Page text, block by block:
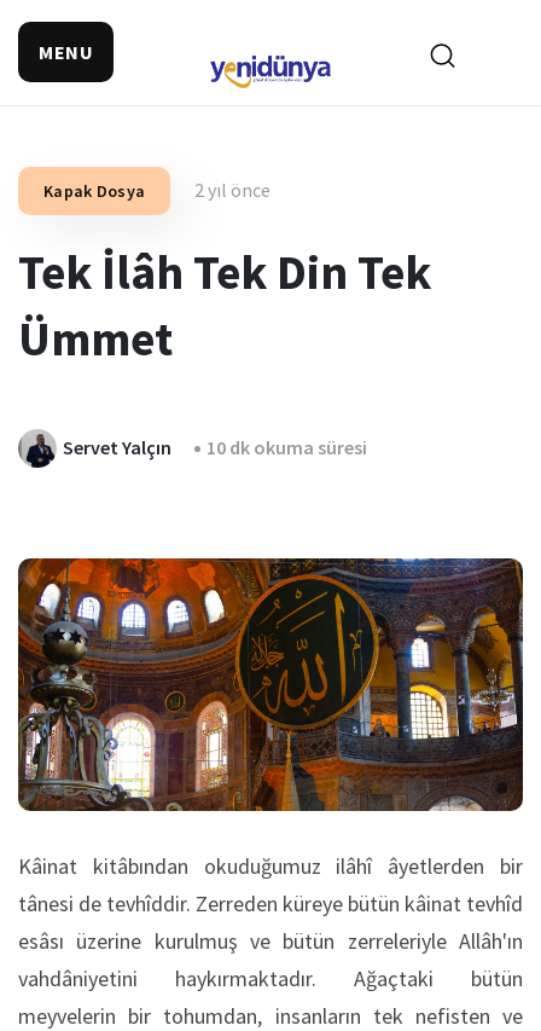
MENU
Kapak Dosya 2 yıl önce
Tek İlâh Tek Din Tek
Ümmet
Servet Yalçın 10 dk okuma süresi
Kâinat kitâbından okuduğumuz ilâhî âyetlerden bir
tânesi de tevhîddir. Zerreden küreye bütün kâinat tevhîd
esâsı üzerine kurulmuş ve bütün zerreleriyle Allâh'ın
vahdâniyetini haykırmaktadır. Ağaçtaki bütün
meyvelerin bir tohumdan, insanların tek nefisten ve